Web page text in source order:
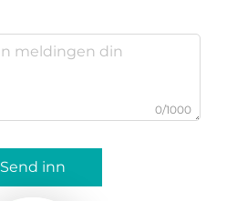
0/1000
Send inn